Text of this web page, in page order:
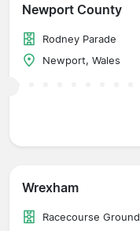
Newport County
Rodney Parade
Newport, Wales
Wrexham
Racecourse Ground